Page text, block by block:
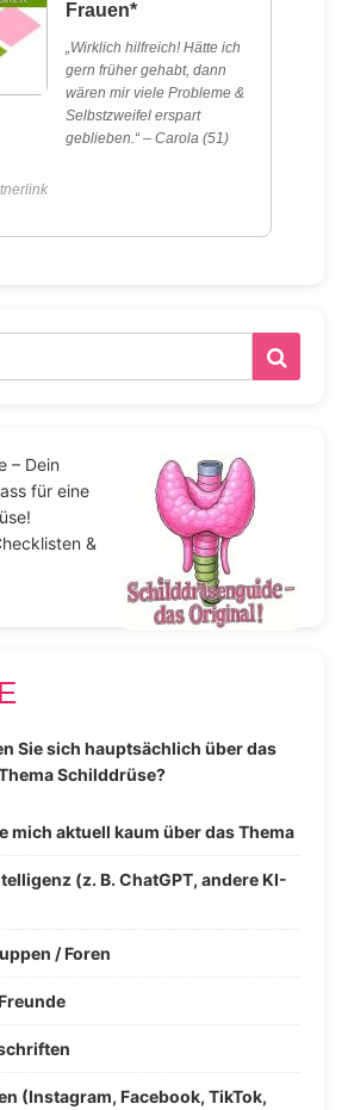
Frauen*
„Wirklich hilfreich! Hätte ich
gern früher gehabt, dann
wären mir viele Probleme &
Selbstzweifel erspart
geblieben.“ – Carola (51)
– Dein
für eine
&
Sie sich hauptsächlich über das
Schilddrüse?
mich aktuell kaum über das Thema
(z. B. ChatGPT, andere KI-
/ Foren
(Instagram, Facebook, TikTok,